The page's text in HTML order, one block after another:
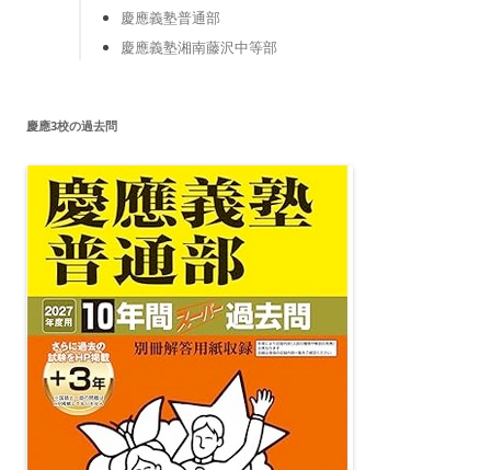
慶應義塾普通部
慶應義塾湘南藤沢中等部
慶應3校の過去問